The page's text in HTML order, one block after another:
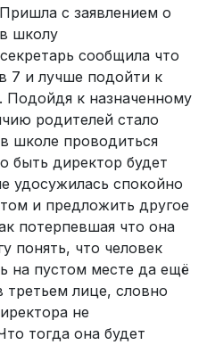
с заявлением о
школу
сообщила что
7 и лучше подойти к
Подойдя к назначенному
родителей стало
школе проводиться
быть директор будет
удосужилась спокойно
и предложить другое
потерпевшая что она
понять, что человек
на пустом месте да ещё
третьем лице, словно
не
тогда она будет